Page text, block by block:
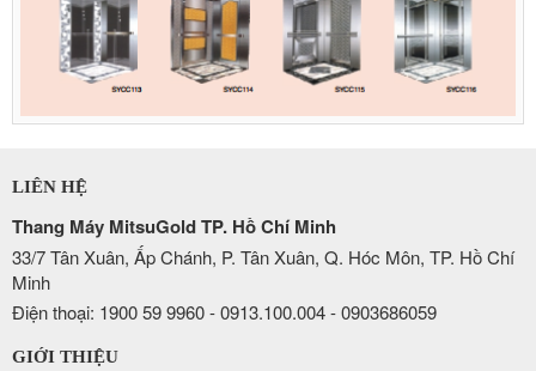
LIÊN HỆ
Thang Máy MitsuGold TP. Hồ Chí Minh
33/7 Tân Xuân, Ấp Chánh, P. Tân Xuân, Q. Hóc Môn, TP. Hồ Chí
Minh
Điện thoại: 1900 59 9960 - 0913.100.004 - 0903686059
GIỚI THIỆU